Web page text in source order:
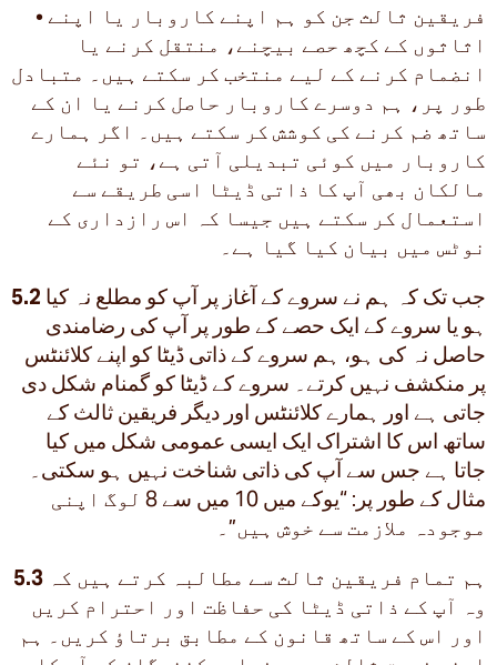
• فریقین ثالث جن کو ہم اپنے کاروبار یا اپنے
اثاثوں کے کچھ حصے بیچنے، منتقل کرنے یا
انضمام کرنے کے لیے منتخب کر سکتے ہیں۔ متبادل
طور پر، ہم دوسرے کاروبار حاصل کرنے یا ان کے
ساتھ ضم کرنے کی کوشش کر سکتے ہیں۔ اگر ہمارے
کاروبار میں کوئی تبدیلی آتی ہے، تو نئے
مالکان بھی آپ کا ذاتی ڈیٹا اسی طریقے سے
استعمال کر سکتے ہیں جیسا کہ اس رازداری کے
نوٹس میں بیان کیا گیا ہے۔
5.2 جب تک کہ ہم نے سروے کے آغاز پر آپ کو مطلع نہ کیا
ہو یا سروے کے ایک حصے کے طور پر آپ کی رضامندی
حاصل نہ کی ہو، ہم سروے کے ذاتی ڈیٹا کو اپنے کلائنٹس
پر منکشف نہیں کرتے۔ سروے کے ڈیٹا کو گمنام شکل دی
جاتی ہے اور ہمارے کلائنٹس اور دیگر فریقین ثالث کے
ساتھ اس کا اشتراک ایک ایسی عمومی شکل میں کیا
جاتا ہے جس سے آپ کی ذاتی شناخت نہیں ہو سکتی۔
مثال کے طور پر: “یوکے میں 10 میں سے 8 لوگ اپنی
موجودہ ملازمت سے خوش ہیں”۔
5.3 ہم تمام فریقین ثالث سے مطالبہ کرتے ہیں کہ
وہ آپ کے ذاتی ڈیٹا کی حفاظت اور احترام کریں
اور اس کے ساتھ قانون کے مطابق برتاؤ کریں۔ ہم